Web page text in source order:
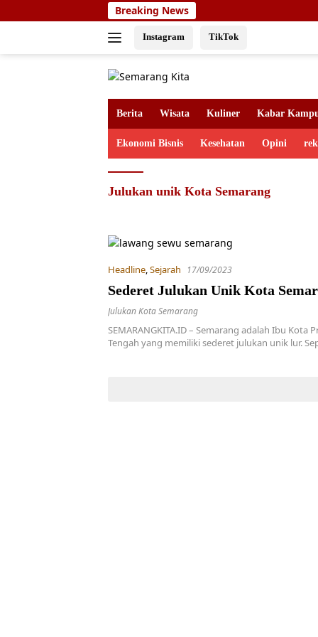
to
Breaking News
Instagram TikTok
Berita Wisata Kuliner Kabar
Ekonomi Bisnis Kesehatan Opini
Julukan unik Kota Semarang
Headline,Sejarah 17/09/2023
Sederet Julukan Unik Kota
Julukan Kota Semarang
SEMARANGKITA.ID – Semarang adalah Ibu Kota
Tengah yang memiliki sederet julukan unik lur.